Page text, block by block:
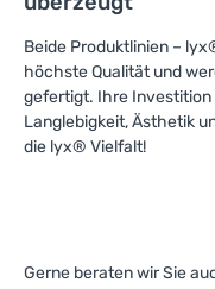
Beide Produktlinien –
höchste Qualität und
gefertigt. Ihre
Langlebigkeit, Ästhetik
die lyx® Vielfalt!
Gerne beraten wir Sie